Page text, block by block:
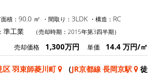
積： 90.0 ㎡ ・間取り： 3LDK ・構造： RC
準工業 （売却時期：2015年第3四半期）
売却価格 1,300万円 単価 14.4 万円/㎡
区 羽束師菱川町 （JR京都線 長岡京駅
徒